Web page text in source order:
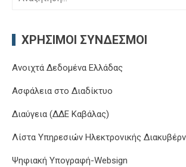
ΧΡΉΣΙΜΟΙ ΣΎΝΔΕΣΜΟΙ
Ανοιχτά Δεδομένα Ελλάδας
Ασφάλεια στο Διαδίκτυο
Διαύγεια (ΔΔΕ Καβάλας)
Λίστα Υπηρεσιών Ηλεκτρονικής
Ψηφιακή Υπογραφή-Websign